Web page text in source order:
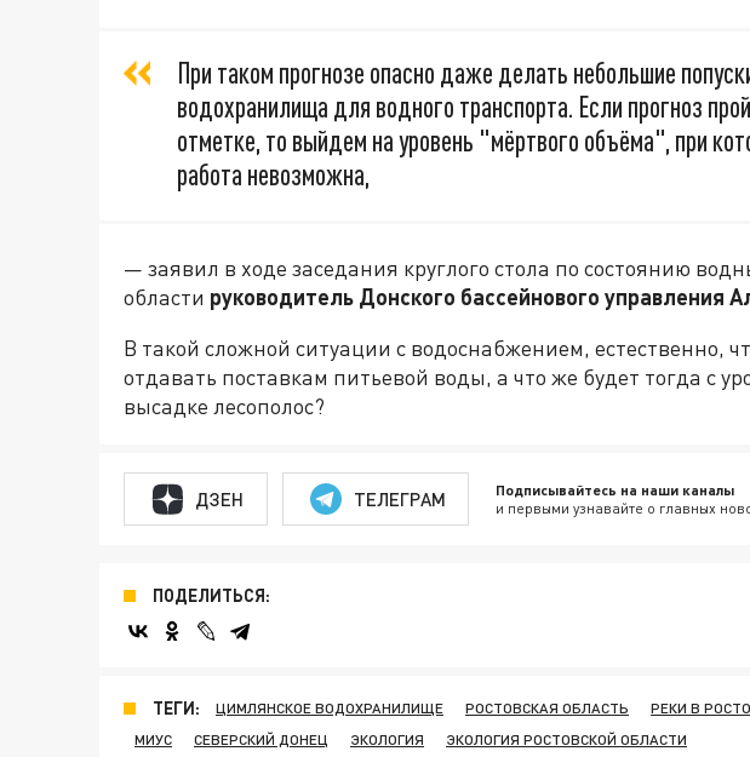
При таком прогнозе опасно даже делать небольшие
водохранилища для водного транспорта. Если прогноз
отметке, то выйдем на уровень "мёртвого объёма", при
работа невозможна,
— заявил в ходе заседания круглого стола по состоянию
области руководитель Донского бассейнового управления
В такой сложной ситуации с водоснабжением, естественно,
отдавать поставкам питьевой воды, а что же будет тогда с
высадке лесополос?
ДЗЕН ТЕЛЕГРАМ Подписывайтесь на наши каналы
и первыми узнавайте о главных
ПОДЕЛИТЬСЯ:
ТЕГИ: ЦИМЛЯНСКОЕ ВОДОХРАНИЛИЩЕ РОСТОВСКАЯ ОБЛАСТЬ РЕКИ В
МИУС
СЕВЕРСКИЙ ДОНЕЦ ЭКОЛОГИЯ ЭКОЛОГИЯ РОСТОВСКОЙ ОБЛАСТИ